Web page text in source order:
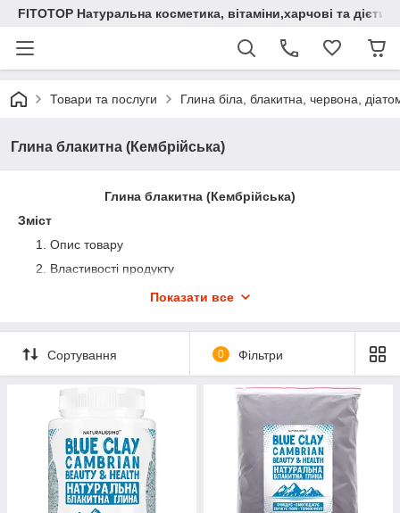
FITOTOP Натуральна косметика, вітаміни,харчові та
Товари та послуги Глина біла, блакитна, червона,
Глина блакитна (Кембрійська)
Глина блакитна (Кембрійська)
Зміст
Опис товару
Властивості продукту
Використання в медицині
Рекомендації по застосуванню
Переваги продукції
1. Опис товару
Блакитна (кембрійських) глина – мінеральне з'єднання, яке
утворилося більше 500 мільйонів років тому. Її видобувають з
покладів глибиною 30-60 м. Матеріал на 50% складається з
кремнезему, також містить у своєму складі такі рідкісні
елементи, як радій, фосфор, калій, магній. Має синьо-
Показати все
Сортування 0 Фільтри